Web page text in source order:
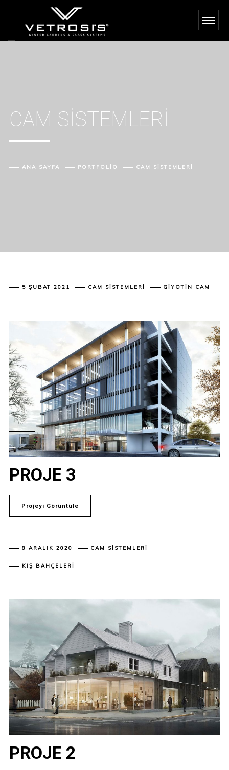
CAM SISTEMLERI
ANA SAYFA PORTFOLIO CAM SISTEMLERI
5 ŞUBAT 2021 CAM SISTEMLERI GIYOTIN CAM
PROJE 3
Projeyi Görüntüle
8 ARALIK 2020 CAM SISTEMLERI
KIŞ BAHÇELERI
PROJE 2